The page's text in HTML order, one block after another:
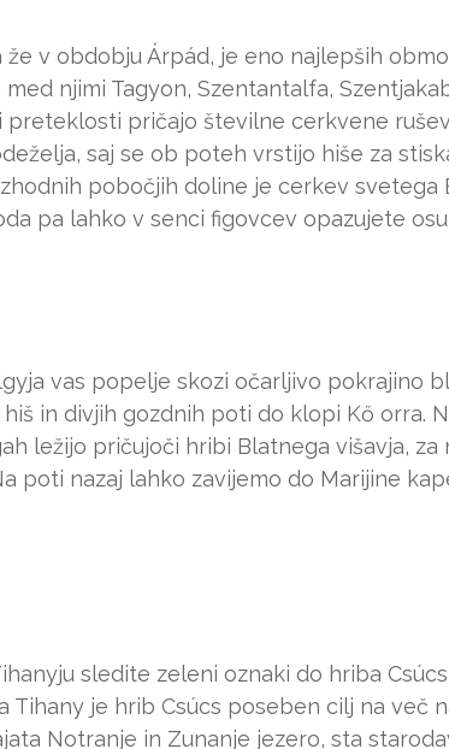
v obdobju Árpád, je eno najlepših
njimi Tagyon, Szentantalfa,
preteklosti pričajo številne cerkvene
saj se ob poteh vrstijo hiše za
pobočjih doline je cerkev svetega
pa lahko v senci figovcev opazujete
vas popelje skozi očarljivo pokrajino
in divjih gozdnih poti do klopi Kő orra.
ležijo pričujoči hribi Blatnega višavja, za
poti nazaj lahko zavijemo do Marijine
sledite zeleni oznaki do hriba
Tihany je hrib Csúcs poseben cilj na več
Notranje in Zunanje jezero, sta